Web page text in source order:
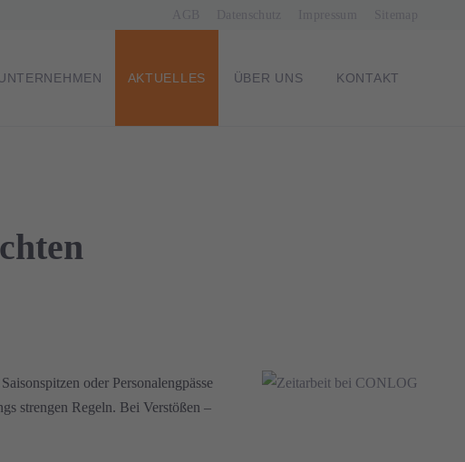
AKTUELLES ÜBER UNS KONTAKT
oder Personalengpässe
strengen Regeln. Bei Verstößen –